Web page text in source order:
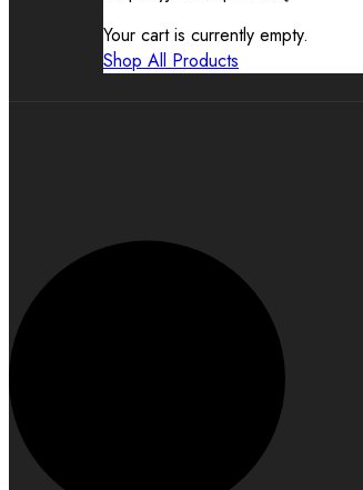
Your cart is currently empty.
Shop All Products